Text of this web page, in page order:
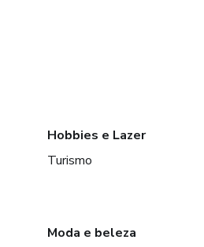
Hobbies e Lazer
Turismo
Moda e beleza